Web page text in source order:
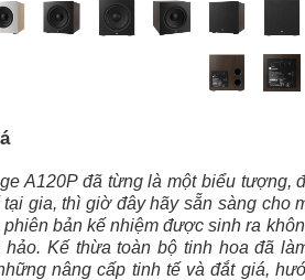
A120P đã từng là một biểu tượng,
gia, thì giờ đây hãy sẵn sàng cho
phiên bản kế nhiệm được sinh ra
Kế thừa toàn bộ tinh hoa đã
nâng cấp tinh tế và đắt giá,